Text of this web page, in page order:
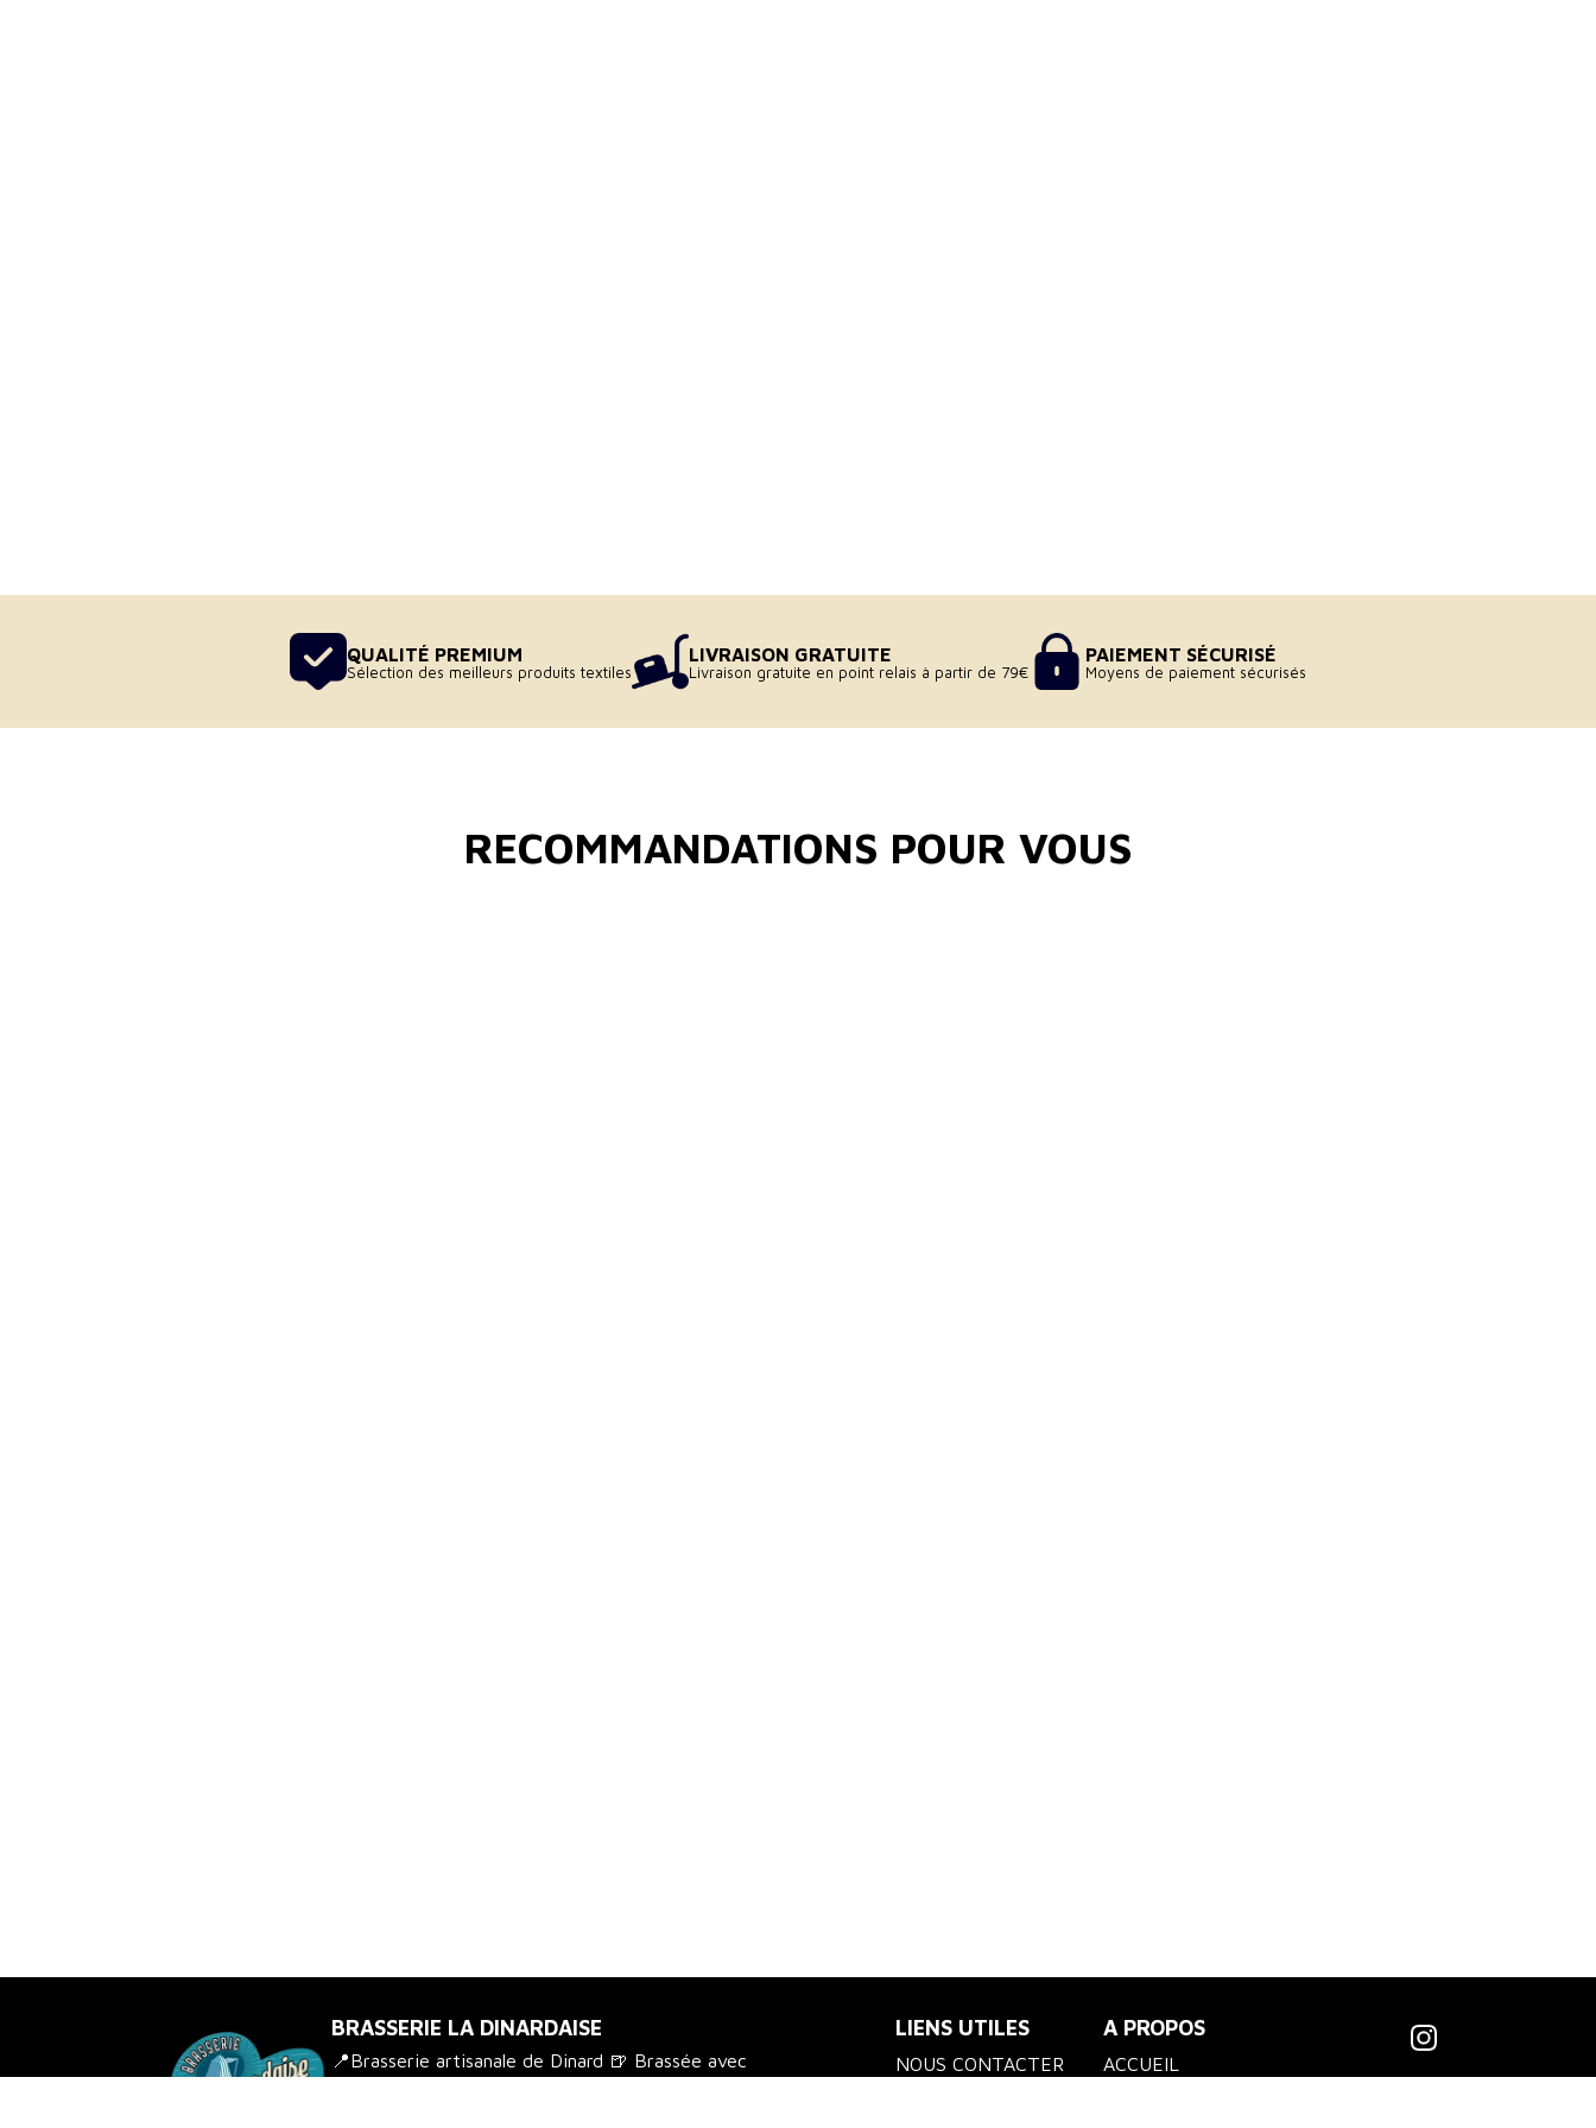
QUALITÉ PREMIUM
Sélection des meilleurs produits textiles
LIVRAISON GRATUITE
Livraison gratuite en point relais à partir de 79€
PAIEMENT SÉCURISÉ
Moyens de paiement sécurisés
RECOMMANDATIONS POUR VOUS
BRASSERIE LA DINARDAISE
📍Brasserie artisanale de Dinard 🍺 Brassée avec
LIENS UTILES
NOUS CONTACTER
A PROPOS
ACCUEIL